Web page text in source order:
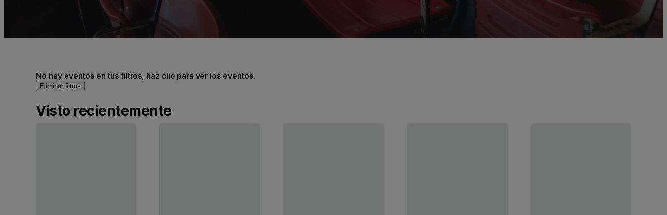
No hay eventos en tus filtros, haz clic para ver los eventos.
Eliminar filtros
Visto recientemente